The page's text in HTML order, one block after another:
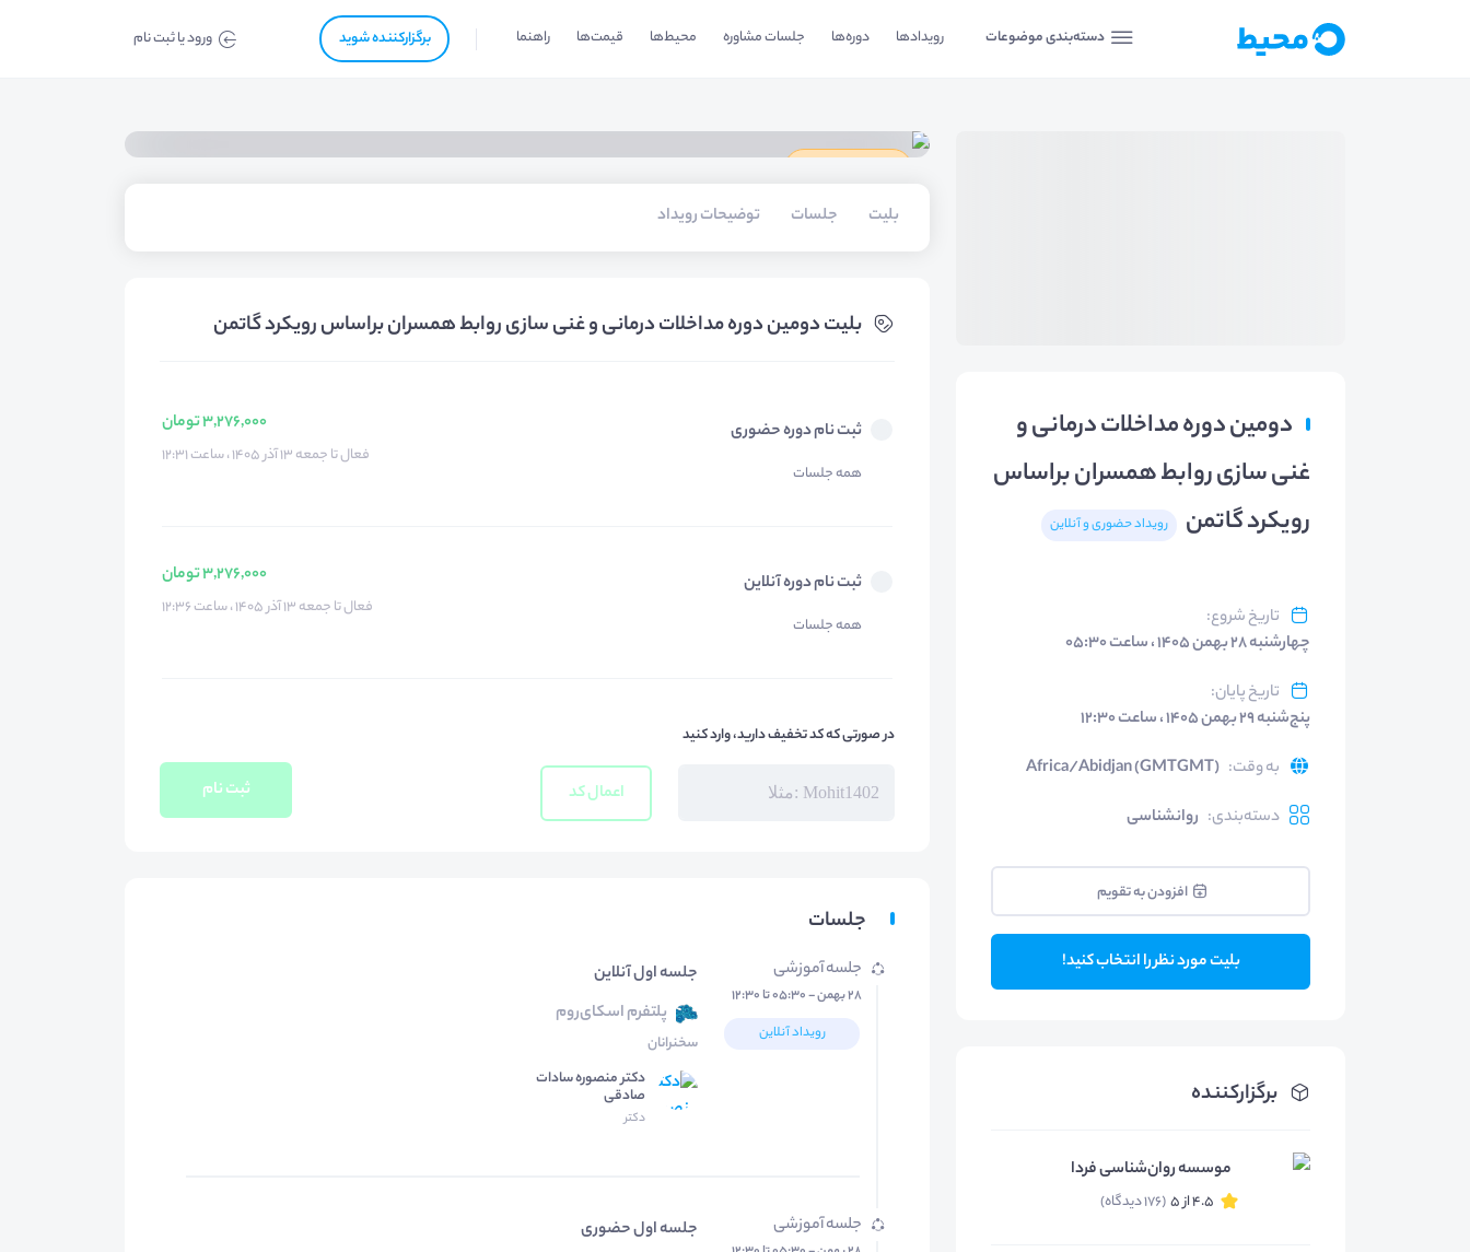
دسته‌بندی موضوعات رویدادها دوره‌ها جلسات مشاوره محیط‌ها قیمت‌ها راهنما برگزار‌‌کننده شوید ورود یا ثبت نام
دومین دوره مداخلات درمانی و
غنی سازی روابط همسران براساس
رویکرد گاتمن
رویداد حضوری و آنلاین
تاریخ شروع:
چهارشنبه ۲۸ بهمن ۱۴۰۵ ، ساعت ۰۵:۳۰
تاریخ پایان:
پنج‌شنبه ۲۹ بهمن ۱۴۰۵ ، ساعت ۱۲:۳۰
به وقت:
Africa/Abidjan (GMTGMT)
دسته‌بندی: روانشناسی
افزودن به تقویم
بلیت مورد نظر را انتخاب کنید!
برگزارکننده
موسسه روان‌شناسی فردا
4.5 از 5 (176 دیدگاه)
بلیت‌ جلسات توضیحات رویداد
بلیت‌ دومین دوره مداخلات درمانی و غنی سازی روابط همسران براساس رویکرد گاتمن
ثبت نام دوره حضوری
همه جلسات
3,276,000 تومان
فعال تا جمعه ۱۳ آذر ۱۴۰۵ ، ساعت ۱۲:۳۱
ثبت نام دوره آنلاین
همه جلسات
3,276,000 تومان
فعال تا جمعه ۱۳ آذر ۱۴۰۵ ، ساعت ۱۲:۳۶
در صورتی که کد تخفیف دارید، وارد کنید
اعمال کد ثبت نام
جلسات
جلسه آموزشی
۲۸ بهمن - ۰۵:۳۰ تا ۱۲:۳۰
رویداد آنلاین
جلسه اول آنلاین
پلتفرم اسکای‌روم
سخنرانان
دکتر منصوره سادات
صادقی
دکتر
جلسه آموزشی
جلسه اول حضوری